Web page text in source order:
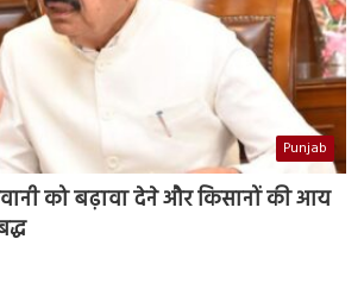
Punjab
को बढ़ावा देने और किसानों की आय